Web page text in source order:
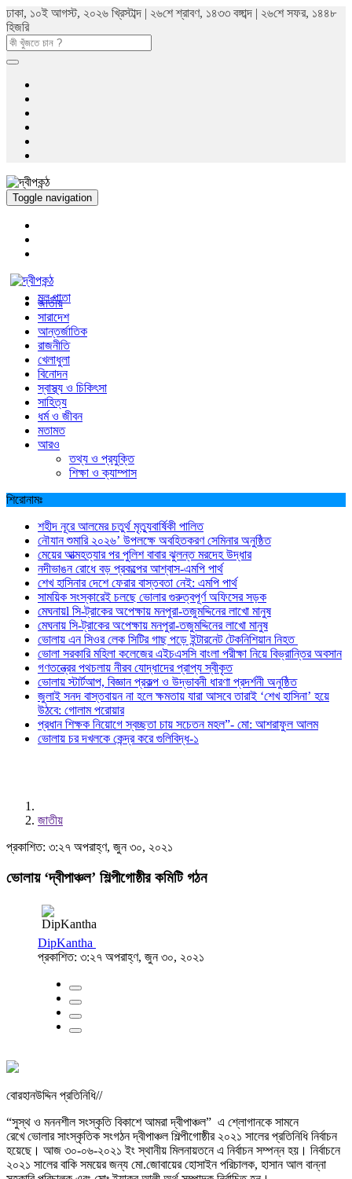
ঢাকা, ১০ই আগস্ট, ২০২৬ খ্রিস্টাব্দ | ২৬শে শ্রাবণ, ১৪৩৩ বঙ্গাব্দ | ২৬শে সফর, ১৪৪৮
হিজরি
Toggle navigation
মুল পাতা
জাতীয়
সারাদেশ
আন্তর্জাতিক
রাজনীতি
খেলাধুলা
বিনোদন
স্বাস্থ্য ও চিকিৎসা
সাহিত্য
ধর্ম ও জীবন
মতামত
আরও
তথ্য ও প্রযুক্তি
শিক্ষা ও ক্যাম্পাস
শিরোনামঃ
শহীদ নূরে আলমের চতুর্থ মৃত্যুবার্ষিকী পালিত
নৌযান শুমারি ২০২৬’ উপলক্ষে অবহিতকরণ সেমিনার অনুষ্ঠিত
মেয়ের আত্মহত্যার পর পুলিশ বাবার ঝুলন্ত মরদেহ উদ্ধার
নদীভাঙন রোধে বড় প্রকল্পের আশ্বাস-এমপি পার্থ
শেখ হাসিনার দেশে ফেরার বাস্তবতা নেই: এমপি পার্থ
সাময়িক সংস্কারেই চলছে ভোলার গুরুত্বপূর্ণ অফিসের সড়ক
মেঘনায়l সি-ট্রাকের অপেক্ষায় মনপুরা-তজুমদ্দিনের লাখো মানুষ
মেঘনায় সি-ট্রাকের অপেক্ষায় মনপুরা-তজুমদ্দিনের লাখো মানুষ
ভোলায় এন সিওর লেক সিটির গাছ পড়ে ইন্টারনেট টেকনিশিয়ান নিহত
ভোলা সরকারি মহিলা কলেজের এইচএসসি বাংলা পরীক্ষা নিয়ে বিভ্রান্তির অবসান
গণতন্ত্রের পথচলায় নীরব যোদ্ধাদের প্রাপ্য স্বীকৃত
ভোলায় স্টার্টআপ, বিজ্ঞান প্রকল্প ও উদ্ভাবনী ধারণা প্রদর্শনী অনুষ্ঠিত
জুলাই সনদ বাস্তবায়ন না হলে ক্ষমতায় যারা আসবে তারাই ‘শেখ হাসিনা’ হয়ে
উঠবে: গোলাম পরোয়ার
প্রধান শিক্ষক নিয়োগে স্বচ্ছতা চায় সচেতন মহল”- মো: আশরাফুল আলম
ভোলায় চর দখলকে কেন্দ্র করে গুলিবিদ্ধ-১
জাতীয়
প্রকাশিত: ৩:২৭ অপরাহ্ণ, জুন ৩০, ২০২১
ভোলায় ‘দ্বীপাঞ্চল’ শিল্পীগোষ্ঠীর কমিটি গঠন
DipKantha
প্রকাশিত: ৩:২৭ অপরাহ্ণ, জুন ৩০, ২০২১
বোরহানউদ্দিন প্রতিনিধি//
“সুস্থ ও মননশীল সংস্কৃতি বিকাশে আমরা দ্বীপাঞ্চল” এ শ্লোগানকে সামনে
রেখে ভোলার সাংস্কৃতিক সংগঠন দ্বীপাঞ্চল শিল্পীগোষ্ঠীর ২০২১ সালের প্রতিনিধি নির্বাচন
হয়েছে। আজ ৩০-০৬-২০২১ ইং স্থানীয় মিলনায়তনে এ নির্বাচন সম্পন্ন হয়। নির্বাচনে
২০২১ সালের বাকি সময়ের জন্য মো.জোবায়ের হোসাইন পরিচালক, হাসান আল বান্না